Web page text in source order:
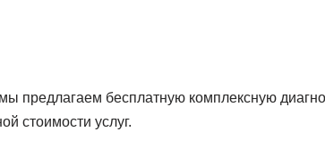
предлагаем бесплатную комплексную
стоимости услуг.